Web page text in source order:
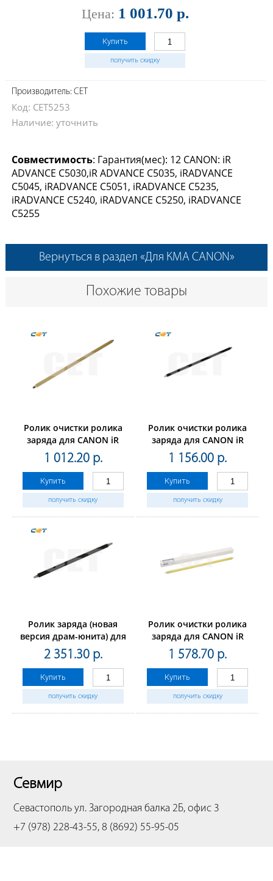
Цена: 1 001.70 р.
Купить
получить скидку
Производитель: CET
Код: CET5253
Наличие: уточнить
Совместимость: Гарантия(мес): 12 CANON: iR
ADVANCE C5030,iR ADVANCE C5035, iRADVANCE
C5045, iRADVANCE C5051, iRADVANCE C5235,
iRADVANCE C5240, iRADVANCE C5250, iRADVANCE
C5255
Вернуться в раздел «Для КМА CANON»
Похожие товары
Ролик очистки ролика
заряда для CANON iR
ADVANCEC3325i/C3330i/C3320/C3320L/C3320i/C5030/C5035
(CET),CET5254
1 012.20 р.
Купить
получить скидку
Ролик очистки ролика
заряда для CANON iR
ADVANCE4525i/4535i/4545i/
(CET), CET7489
1 156.00 р.
Купить
получить скидку
Ролик заряда (новая
версия драм-юнита) для
CANON
iRADVANCEC5030/C5035/C5045/C5051/C5235/C5240/C5250/
(CET),CET5249
2 351.30 р.
Купить
получить скидку
Ролик очистки ролика
заряда для CANON iR
ADVANCEC7565i/7570i/7580i,
imagePRESS C700/C800
(CET), CET241024
1 578.70 р.
Купить
получить скидку
Севмир
Севастополь ул. Загородная балка 2Б, офис 3
+7 (978) 228-43-55, 8 (8692) 55-95-05